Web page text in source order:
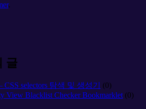
.
글
CSS selectors 탐색 및 생성기
(0)
View Blacklist Checker Bookmarklet (0)